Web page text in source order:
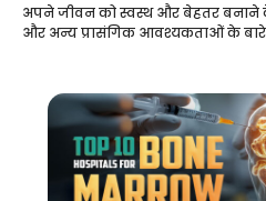
अपने जीवन को स्वस्थ और बेहतर बनाने के
और अन्य प्रासंगिक आवश्यकताओं के बारे